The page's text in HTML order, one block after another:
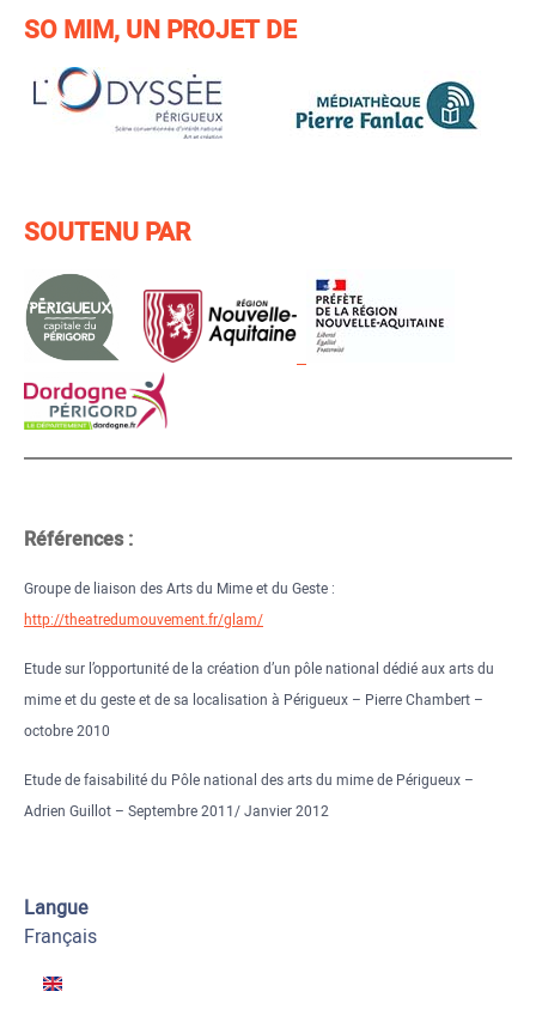
SO MIM, UN PROJET DE
SOUTENU PAR
Références :
Groupe de liaison des Arts du Mime et du Geste :
http://theatredumouvement.fr/glam/
Etude sur l’opportunité de la création d’un pôle national dédié aux arts du
mime et du geste et de sa localisation à Périgueux – Pierre Chambert –
octobre 2010
Etude de faisabilité du Pôle national des arts du mime de Périgueux –
Adrien Guillot – Septembre 2011/ Janvier 2012
Langue
Français